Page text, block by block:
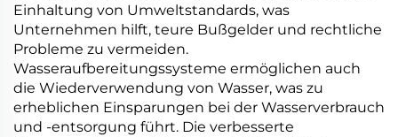
Einhaltung von Umweltstandards, was
Unternehmen hilft, teure Bußgelder und rechtliche
Probleme zu vermeiden.
Wasseraufbereitungssysteme ermöglichen auch
die Wiederverwendung von Wasser, was zu
erheblichen Einsparungen bei der Wasserverbrauch
und -entsorgung führt. Die verbesserte